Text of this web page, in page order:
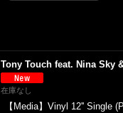
Tony Touch feat. Nina Sky
在庫なし
【Media】Vinyl 12'' Single